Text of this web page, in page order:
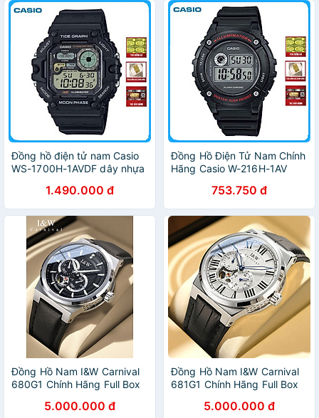
Đồng hồ điện tử nam Casio
WS-1700H-1AVDF dây nhựa
1.490.000 đ
Đồng Hồ Điện Tử Nam Chính
Hãng Casio W-216H-1AV
753.750 đ
Đồng Hồ Nam I&W Carnival
680G1 Chính Hãng Full Box
Xước Dây Da Cao Cấp BH 5
5.000.000 đ
Đồng Hồ Nam I&W Carnival
681G1 Chính Hãng Full Box
Xước Dây Da Cao Cấp BH 5
5.000.000 đ